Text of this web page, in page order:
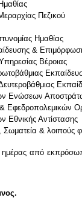
Πεζικού
Ημαθίας
&
Βέροιας
Ενώσεων
Εφεδροπολεμικών
Αντίστασης
& λοιπούς
από